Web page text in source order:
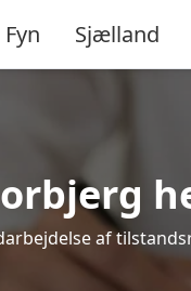
Fyn Sjælland
af